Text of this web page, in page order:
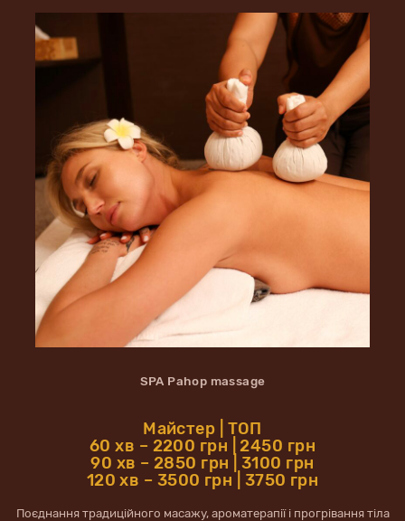
SPA Pahop massage
Майстер | ТОП
60 хв – 2200 грн | 2450 грн
90 хв – 2850 грн | 3100 грн
120 хв – 3500 грн | 3750 грн
Поєднання традиційного масажу, ароматерапії і прогрівання тіла